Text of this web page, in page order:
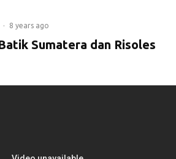
· 8 years ago
Sumatera dan Risoles